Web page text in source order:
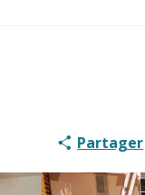
Partager